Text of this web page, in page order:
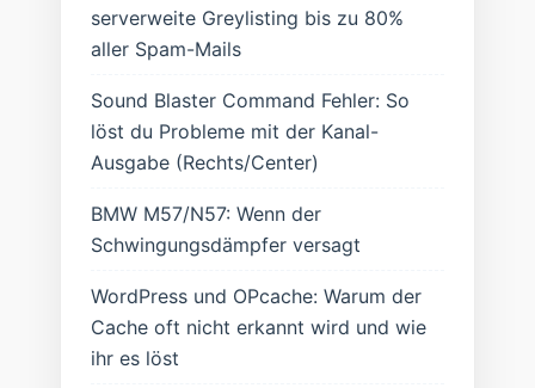
serverweite Greylisting bis zu 80%
aller Spam-Mails
Sound Blaster Command Fehler: So
löst du Probleme mit der Kanal-
Ausgabe (Rechts/Center)
BMW M57/N57: Wenn der
Schwingungsdämpfer versagt
WordPress und OPcache: Warum der
Cache oft nicht erkannt wird und wie
ihr es löst